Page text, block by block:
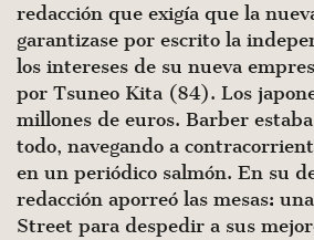
redacción que exigía que la
garantizase por escrito la
los intereses de su nueva
por Tsuneo Kita (84). Los
millones de euros. Barber
todo, navegando a
en un periódico salmón. En su
redacción aporreó las mesas:
Street para despedir a sus